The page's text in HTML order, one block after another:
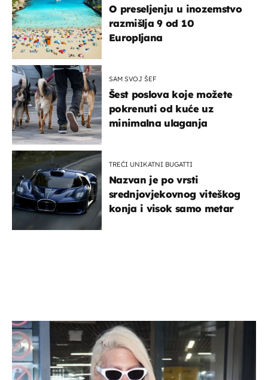
O preseljenju u inozemstvo
razmišlja 9 od 10
Europljana
SAM SVOJ ŠEF
Šest poslova koje možete
pokrenuti od kuće uz
minimalna ulaganja
TREĆI UNIKATNI BUGATTI
Nazvan je po vrsti
srednjovjekovnog viteškog
konja i visok samo metar